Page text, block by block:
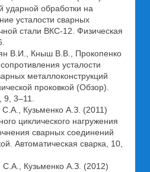
ударной обработки на
усталости сварных
стали ВКС-12. Физическая
В.И., Кныш В.В., Прокопенко
усталости
металлоконструкций
проковкой (Обзор).
3–11.
Кузьменко А.З. (2011)
циклического нагружения
сварных соединений
Автоматическая сварка, 10,
Кузьменко А.З. (2012)